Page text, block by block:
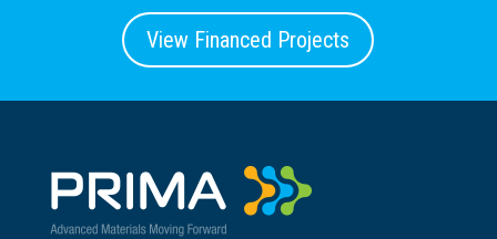
View Financed Projects